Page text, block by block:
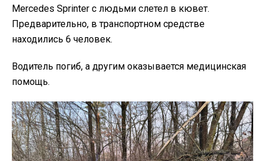
Mercedes Sprinter с людьми слетел в кювет.
Предварительно, в транспортном средстве
находились 6 человек.
Водитель погиб, а другим оказывается медицинская
помощь.